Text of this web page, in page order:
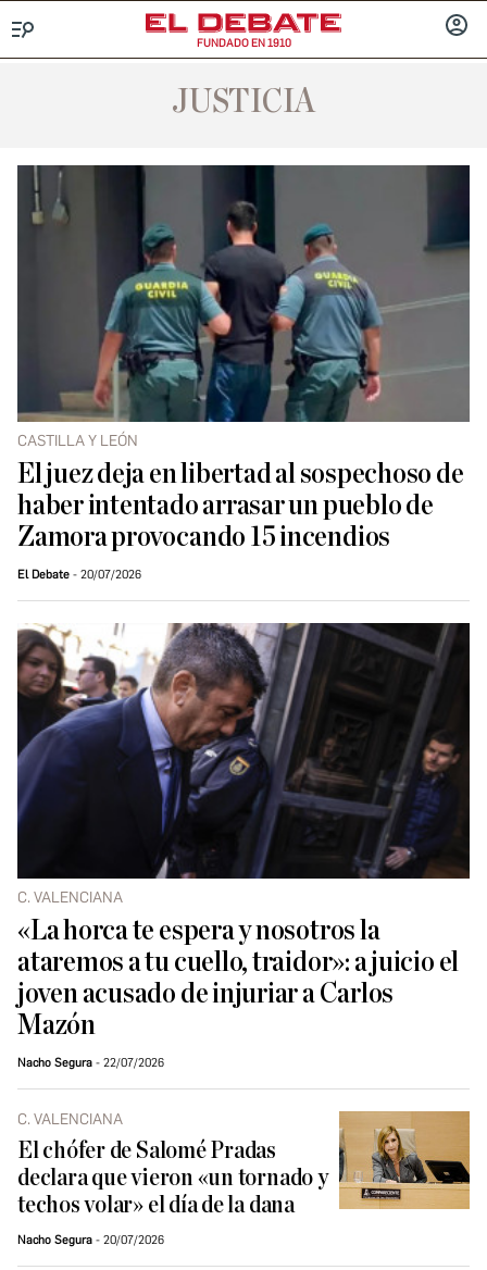
FUNDADO EN 1910
JUSTICIA
CASTILLA Y LEÓN
El juez deja en libertad al sospechoso de
haber intentado arrasar un pueblo de
Zamora provocando 15 incendios
El Debate 20/07/2026
C. VALENCIANA
«La horca te espera y nosotros la
ataremos a tu cuello, traidor»: a juicio el
joven acusado de injuriar a Carlos
Mazón
Nacho Segura 22/07/2026
C. VALENCIANA
El chófer de Salomé Pradas
declara que vieron «un tornado y
techos volar» el día de la dana
Nacho Segura 20/07/2026